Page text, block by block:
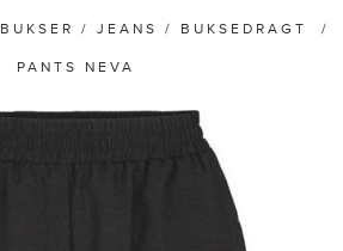
BUKSER / JEANS / BUKSEDRAGT /
PANTS NEVA